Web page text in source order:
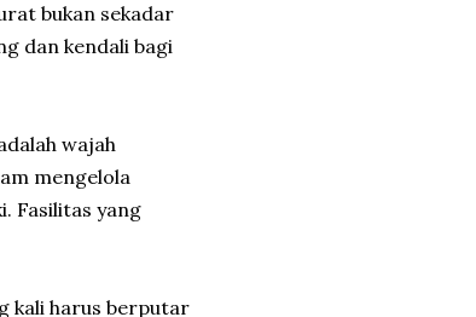
bukan sekadar
dan kendali bagi
wajah
mengelola
Fasilitas yang
kali harus berputar